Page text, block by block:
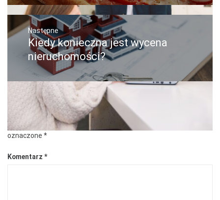
Następne
Następny
post:
Kiedy konieczna jest wycena
nieruchomości?
Dodaj komentarz
Twój adres e-mail nie zostanie opublikowany.
oznaczone *
Komentarz *